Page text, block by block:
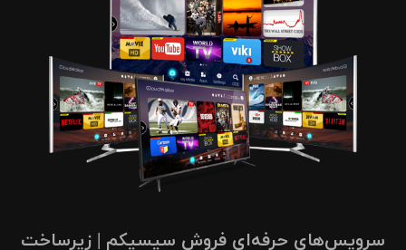
سرویس‌های حرفه‌ای فروش سیسیکم | زیرساخت